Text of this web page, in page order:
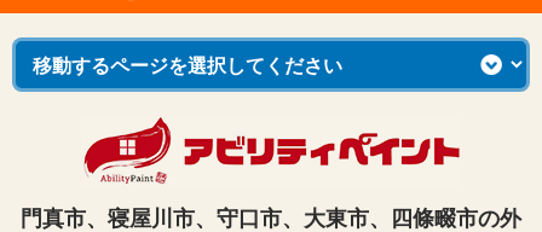
門真市、寝屋川市、守口市、大東市、四條畷市の外